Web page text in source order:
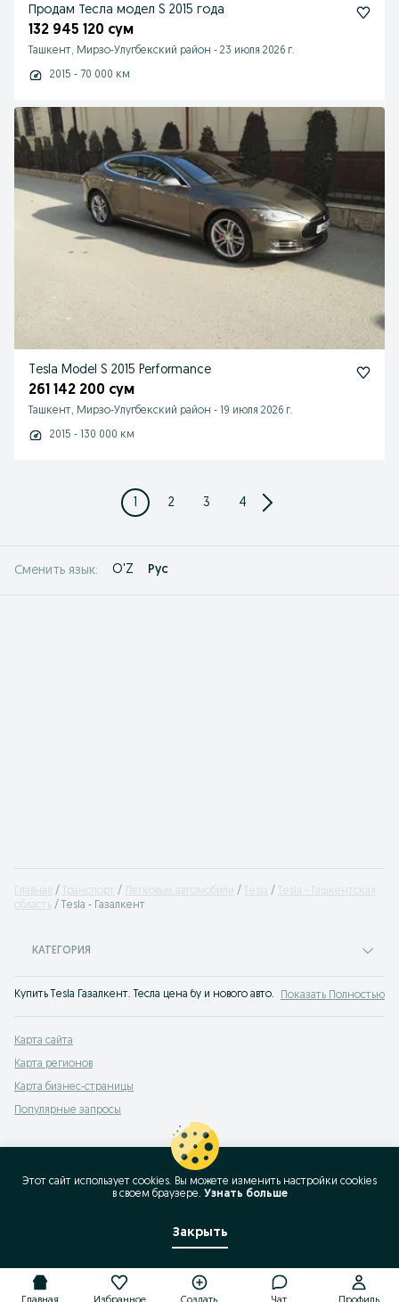
Продам Тесла модел S 2015 года
132 945 120 сум
Ташкент, Мирзо-Улугбекский район - 23 июля 2026 г.
2015 - 70 000 км
Tesla Model S 2015 Performance
261 142 200 сум
Ташкент, Мирзо-Улугбекский район - 19 июля 2026 г.
2015 - 130 000 км
1 2 3 4
Сменить язык: O'Z Рус
Главная Транспорт Легковые автомобили Tesla
Tesla - Ташкентская
область
Tesla - Газалкент
КАТЕГОРИЯ
Купить Tesla Газалкент. Тесла цена бу и нового авто. Большой выбор
Показать Полностью
Карта сайта
Карта регионов
Карта бизнес-страницы
Популярные запросы
Этот сайт использует cookies. Вы можете изменить настройки cookies
в своeм браузере. Узнать больше
Закрыть